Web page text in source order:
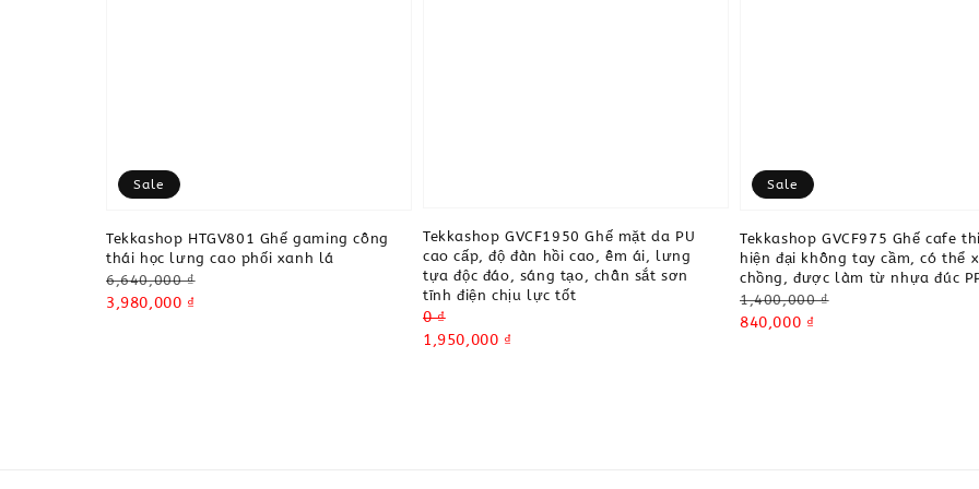
Sale
Tekkashop HTGV801 Ghế gaming công
thái học lưng cao phối xanh lá
Regular
price
6,640,000 ₫
Sale
3,980,000 ₫
Tekkashop GVCF1950 Ghế mặt da PU
cao cấp, độ đàn hồi cao, êm ái, lưng
tựa độc đáo, sáng tạo, chân sắt sơn
tĩnh điện chịu lực tốt
Regular
price
0 ₫
Sale
1,950,000 ₫
Sale
Tekkashop GVCF975 Ghế cafe
hiện đại không tay cầm, có thể
chồng, được làm từ nhựa đúc
Regular
price
1,400,000 ₫
Sale
840,000 ₫